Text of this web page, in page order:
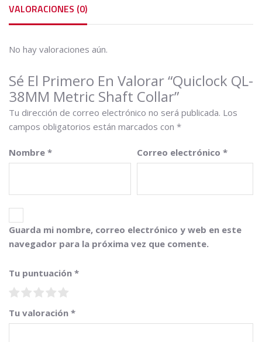
VALORACIONES (0)
No hay valoraciones aún.
Sé El Primero En Valorar “Quiclock QL-
38MM Metric Shaft Collar”
Tu dirección de correo electrónico no será publicada. Los
campos obligatorios están marcados con *
Nombre * Correo electrónico *
Guarda mi nombre, correo electrónico y web en este
navegador para la próxima vez que comente.
Tu puntuación *
Tu valoración *